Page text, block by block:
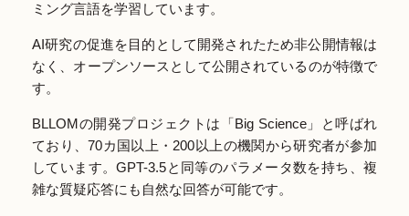
ミング言語を学習しています。
AI研究の促進を目的として開発されたため非公開情報は
なく、オープンソースとして公開されているのが特徴で
す。
BLLOMの開発プロジェクトは「Big Science」と呼ばれ
ており、70カ国以上・200以上の機関から研究者が参加
しています。GPT-3.5と同等のパラメータ数を持ち、複
雑な質疑応答にも自然な回答が可能です。